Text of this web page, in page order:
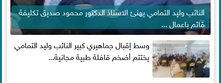
النائب وليد التمامي يهنئ الاستاذ الدكتور محمود صديق تكليفة
قائم باعمال ...
وسط إقبال جماهيري كبير النائب وليد التمامي
يختتم أضخم قافلة طبية مجانية...